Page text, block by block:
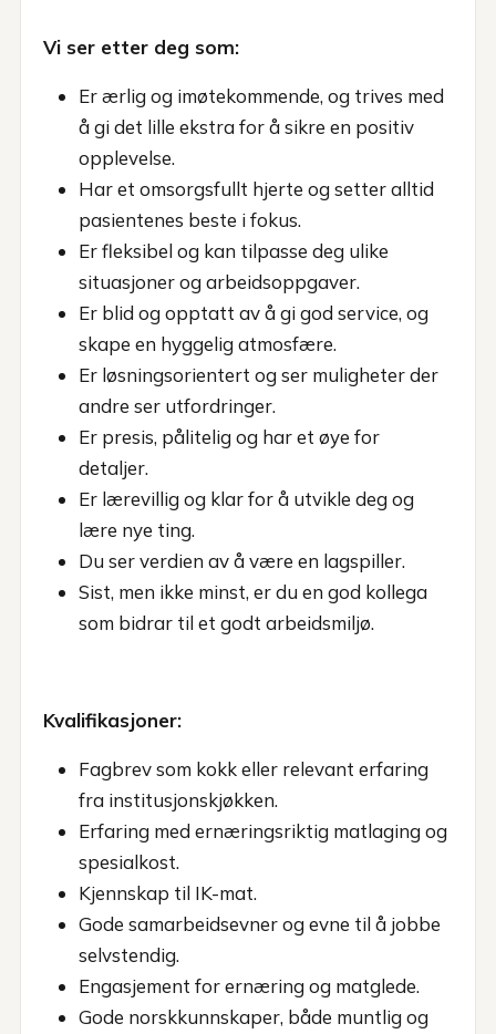
Vi ser etter deg som:
Er ærlig og imøtekommende, og trives med
å gi det lille ekstra for å sikre en positiv
opplevelse.
Har et omsorgsfullt hjerte og setter alltid
pasientenes beste i fokus.
Er fleksibel og kan tilpasse deg ulike
situasjoner og arbeidsoppgaver.
Er blid og opptatt av å gi god service, og
skape en hyggelig atmosfære.
Er løsningsorientert og ser muligheter der
andre ser utfordringer.
Er presis, pålitelig og har et øye for
detaljer.
Er lærevillig og klar for å utvikle deg og
lære nye ting.
Du ser verdien av å være en lagspiller.
Sist, men ikke minst, er du en god kollega
som bidrar til et godt arbeidsmiljø.
Kvalifikasjoner:
Fagbrev som kokk eller relevant erfaring
fra institusjonskjøkken.
Erfaring med ernæringsriktig matlaging og
spesialkost.
Kjennskap til IK-mat.
Gode samarbeidsevner og evne til å jobbe
selvstendig.
Engasjement for ernæring og matglede.
Gode norskkunnskaper, både muntlig og